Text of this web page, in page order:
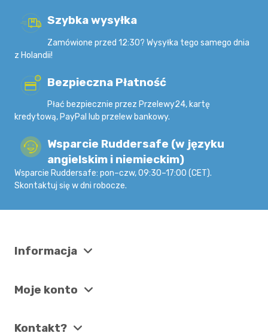
Szybka wysyłka
Zamówione przed 12:30? Wysyłka tego samego dnia
z Holandii!
Bezpieczna Płatność
Płać bezpiecznie przez Przelewy24, kartę
kredytową, PayPal lub przelew bankowy.
Wsparcie Ruddersafe (w języku
angielskim i niemieckim)
Wsparcie Ruddersafe: pon–czw, 09:30–17:00 (CET).
Skontaktuj się w dni robocze.
Informacja
Moje konto
Kontakt?